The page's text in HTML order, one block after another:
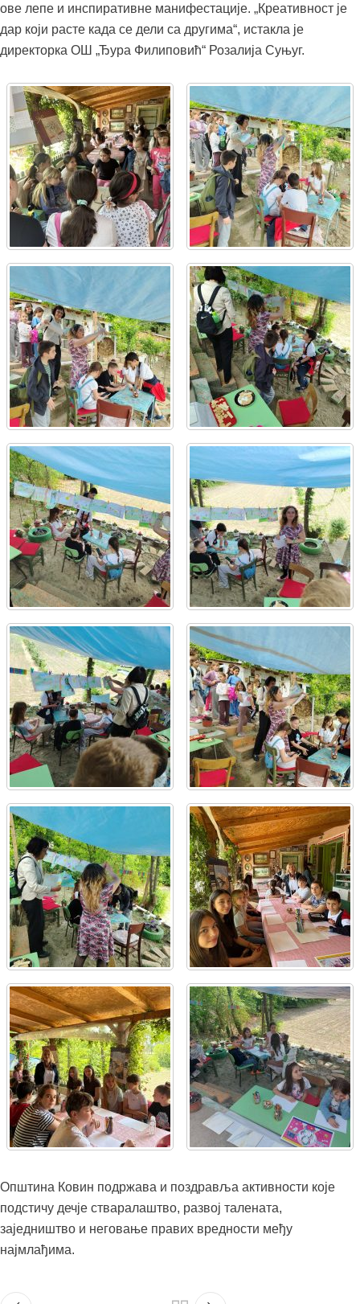
ове лепе и инспиративне манифестације. „Креативност је
дар који расте када се дели са другима“, истакла је
директорка ОШ „Ђура Филиповић“ Розалија Суњуг.
Општина Ковин подржава и поздравља активности које
подстичу дечје стваралаштво, развој талената,
заједништво и неговање правих вредности међу
најмлађима.